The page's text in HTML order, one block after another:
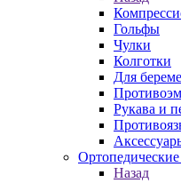
Гольфы
Чулки
Колготки
Для
Рукава и
Назад